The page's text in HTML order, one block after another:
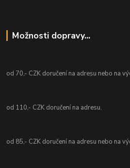
Možnosti dopravy...
od 70,- CZK doručení na adresu nebo na
od 110,- CZK doručení na adresu.
od 85,- CZK doručení na adresu nebo na